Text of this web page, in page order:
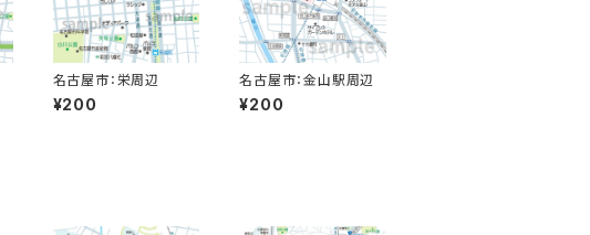
名古屋市：栄周辺
¥200
名古屋市：金山駅周辺
¥200